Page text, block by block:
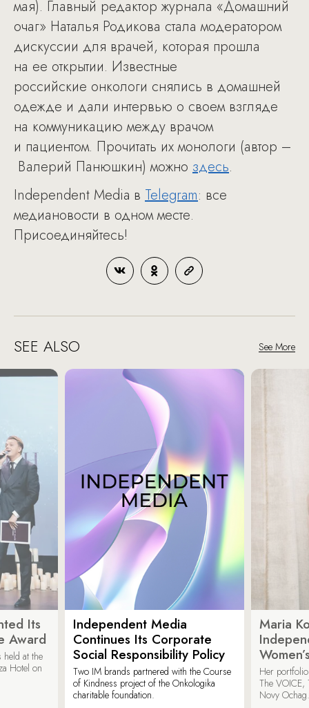
мая). Главный редактор журнала «Домашний
очаг» Наталья Родикова стала модератором
дискуссии для врачей, которая прошла
на ее открытии. Известные
российские онкологи снялись в домашней
одежде и дали интервью о своем взгляде
на коммуникацию между врачом
и пациентом. Прочитать их монологи (автор –
Валерий Панюшкин) можно здесь.
Independent Media в Telegram: все
медиановости в одном месте.
Присоединяйтесь!
SEE ALSO See More
Its
Award
held at the
Hotel on
Independent Media
Continues Its Corporate
Social Responsibility Policy
Two IM brands partnered with the Course
of Kindness project of the Onkologika
charitable foundation.
Maria
Her
The VOICE,
Novy Ochag.